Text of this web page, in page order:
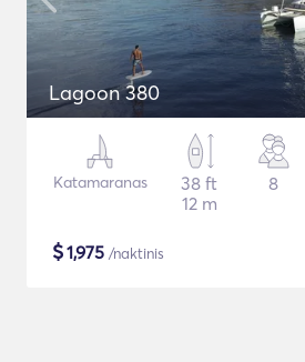
Lagoon 380
Katamaranas
38 ft
12 m
8
$1,975 /naktinis